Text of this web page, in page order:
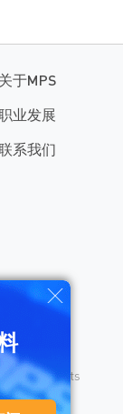
关于MPS
业发展
系我们
Inc. All rights